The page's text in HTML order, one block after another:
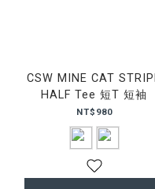
CSW MINE CAT
HALF Tee 短T 短袖
NT$980